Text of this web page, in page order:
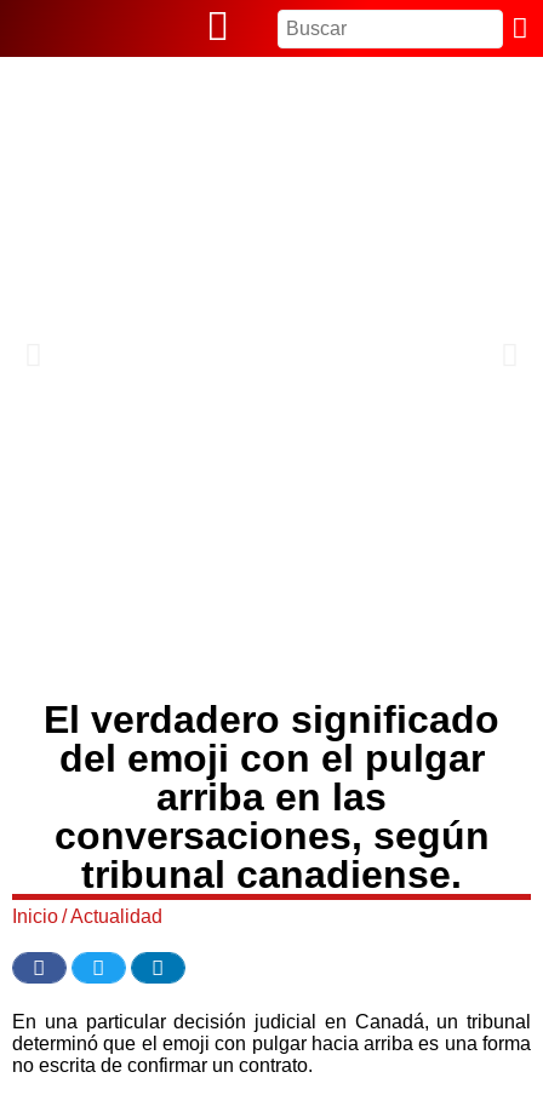
El verdadero significado
del emoji con el pulgar
arriba en las
conversaciones, según
tribunal canadiense.
Inicio/Actualidad
En una particular decisión judicial en Canadá, un tribunal
determinó que el emoji con pulgar hacia arriba es una forma
no escrita de confirmar un contrato.